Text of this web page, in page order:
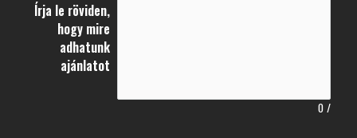
Írja le röviden,
hogy mire
adhatunk
ajánlatot
0/